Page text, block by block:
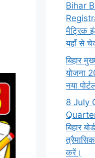
Bihar
मैट्रिक
यहाँ से
बिहार
योजना
नया
8 July
बिहार
करें।